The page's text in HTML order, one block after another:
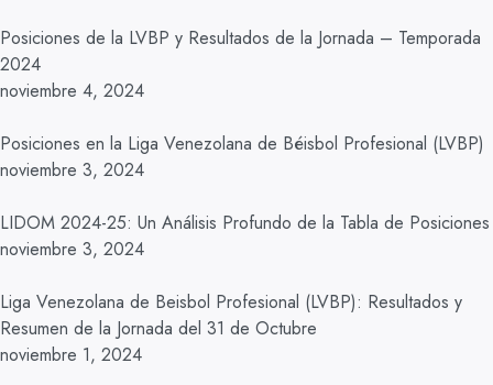
Posiciones de la LVBP y Resultados de la Jornada – Temporada
2024
noviembre 4, 2024
Posiciones en la Liga Venezolana de Béisbol Profesional (LVBP)
noviembre 3, 2024
LIDOM 2024-25: Un Análisis Profundo de la Tabla de Posiciones
noviembre 3, 2024
Liga Venezolana de Beisbol Profesional (LVBP): Resultados y
Resumen de la Jornada del 31 de Octubre
noviembre 1, 2024